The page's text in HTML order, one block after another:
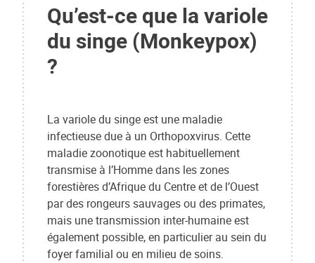
Qu’est-ce que la variole
du singe (Monkeypox)
?
La variole du singe est une maladie
infectieuse due à un Orthopoxvirus. Cette
maladie zoonotique est habituellement
transmise à l’Homme dans les zones
forestières d’Afrique du Centre et de l’Ouest
par des rongeurs sauvages ou des primates,
mais une transmission inter-humaine est
également possible, en particulier au sein du
foyer familial ou en milieu de soins.